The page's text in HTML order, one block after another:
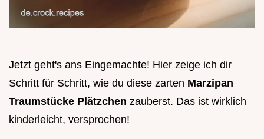
Jetzt geht's ans Eingemachte! Hier zeige ich dir
Schritt für Schritt, wie du diese zarten Marzipan
Traumstücke Plätzchen zauberst. Das ist wirklich
kinderleicht, versprochen!